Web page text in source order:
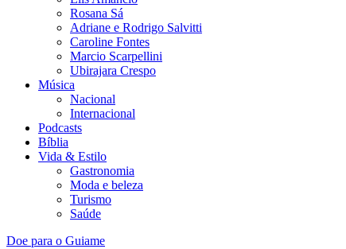
Rosana Sá
Adriane e Rodrigo Salvitti
Caroline Fontes
Marcio Scarpellini
Ubirajara Crespo
Música
Nacional
Internacional
Podcasts
Bíblia
Vida & Estilo
Gastronomia
Moda e beleza
Turismo
Saúde
Doe para o Guiame